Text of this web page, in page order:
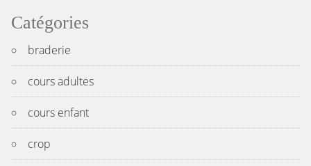
Catégories
braderie
cours adultes
cours enfant
crop